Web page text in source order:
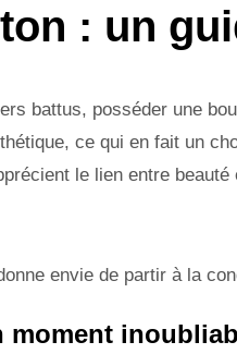
: un
battus, posséder une
ce qui en fait un
le lien entre
envie de partir à la
moment